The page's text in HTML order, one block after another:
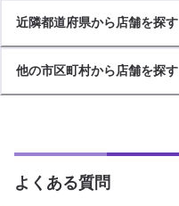
近隣都道府県から店舗を探す
他の市区町村から店舗を探す
よくある質問